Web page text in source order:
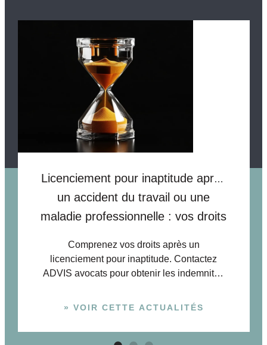
Licenciement pour inaptitude après
un accident du travail ou une
maladie professionnelle : vos droits
Comprenez vos droits après un
licenciement pour inaptitude. Contactez
ADVIS avocats pour obtenir les indemnités
» VOIR CETTE ACTUALITÉS